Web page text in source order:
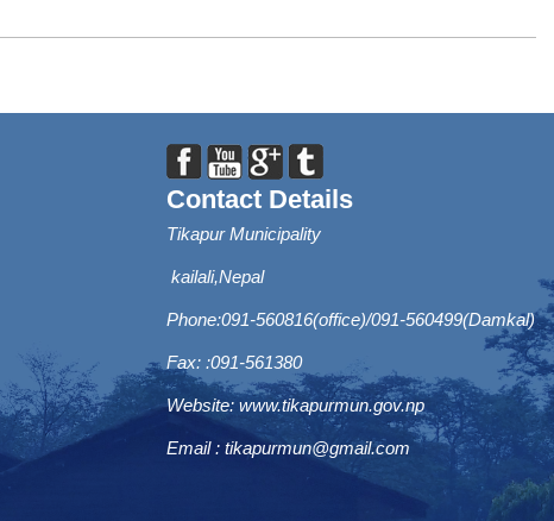
Contact Details
Tikapur Municipality
kailali,Nepal
Phone:091-560816(office)/091-560499(Damkal)
Fax: :091-561380
Website: www.tikapurmun.gov.np
Email : tikapurmun@gmail.com